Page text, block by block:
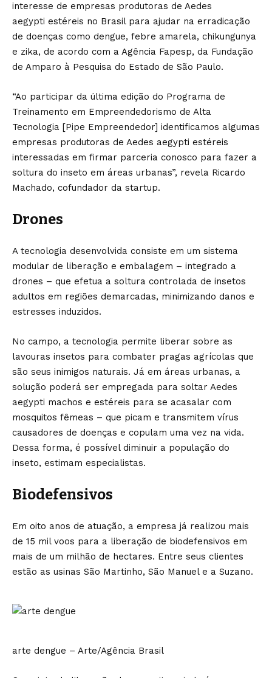
interesse de empresas produtoras de Aedes
aegypti estéreis no Brasil para ajudar na erradicação
de doenças como dengue, febre amarela, chikungunya
e zika, de acordo com a Agência Fapesp, da Fundação
de Amparo à Pesquisa do Estado de São Paulo.
“Ao participar da última edição do Programa de
Treinamento em Empreendedorismo de Alta
Tecnologia [Pipe Empreendedor] identificamos algumas
empresas produtoras de Aedes aegypti estéreis
interessadas em firmar parceria conosco para fazer a
soltura do inseto em áreas urbanas”, revela Ricardo
Machado, cofundador da startup.
Drones
A tecnologia desenvolvida consiste em um sistema
modular de liberação e embalagem – integrado a
drones – que efetua a soltura controlada de insetos
adultos em regiões demarcadas, minimizando danos e
estresses induzidos.
No campo, a tecnologia permite liberar sobre as
lavouras insetos para combater pragas agrícolas que
são seus inimigos naturais. Já em áreas urbanas, a
solução poderá ser empregada para soltar Aedes
aegypti machos e estéreis para se acasalar com
mosquitos fêmeas – que picam e transmitem vírus
causadores de doenças e copulam uma vez na vida.
Dessa forma, é possível diminuir a população do
inseto, estimam especialistas.
Biodefensivos
Em oito anos de atuação, a empresa já realizou mais
de 15 mil voos para a liberação de biodefensivos em
mais de um milhão de hectares. Entre seus clientes
estão as usinas São Martinho, São Manuel e a Suzano.
arte dengue – Arte/Agência Brasil